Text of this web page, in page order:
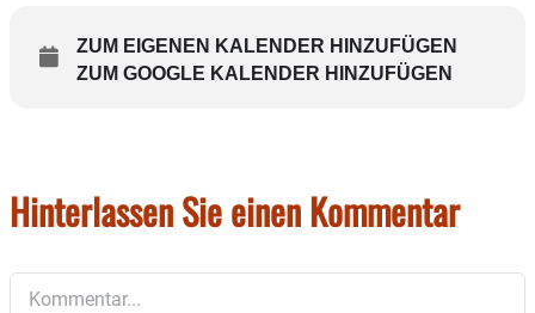
ZUM EIGENEN KALENDER HINZUFÜGEN
ZUM GOOGLE KALENDER HINZUFÜGEN
Hinterlassen Sie einen Kommentar